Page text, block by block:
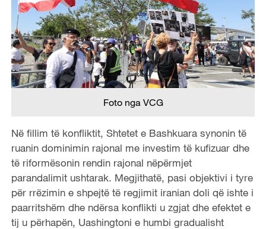
Foto nga VCG
Në fillim të konfliktit, Shtetet e Bashkuara synonin të
ruanin dominimin rajonal me investim të kufizuar dhe
të riformësonin rendin rajonal nëpërmjet
parandalimit ushtarak. Megjithatë, pasi objektivi i tyre
për rrëzimin e shpejtë të regjimit iranian doli që ishte i
paarritshëm dhe ndërsa konflikti u zgjat dhe efektet e
tij u përhapën, Uashingtoni e humbi gradualisht